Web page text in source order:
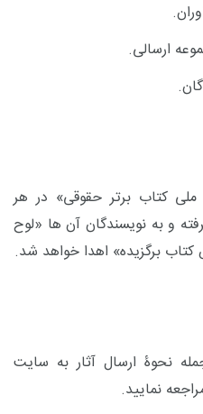
ارسالی.
.
ملی کتاب برتر حقوقی» در هر
و به نویسندگان آن ها «لوح
برگزیده» اهدا خواهد شد.
نحوۀ ارسال آثار به سایت
نمایید.